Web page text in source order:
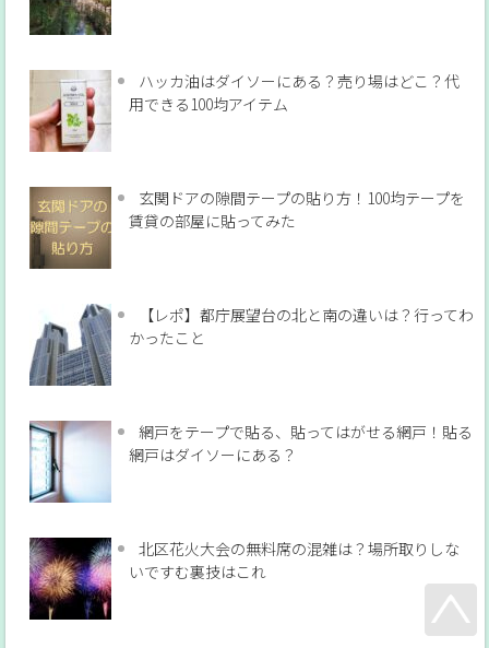
ハッカ油はダイソーにある？売り場はどこ？代
用できる100均アイテム
玄関ドアの隙間テープの貼り方！100均テープを
賃貸の部屋に貼ってみた
【レポ】都庁展望台の北と南の違いは？行ってわ
かったこと
網戸をテープで貼る、貼ってはがせる網戸！貼る
網戸はダイソーにある？
北区花火大会の無料席の混雑は？場所取りしな
いですむ裏技はこれ